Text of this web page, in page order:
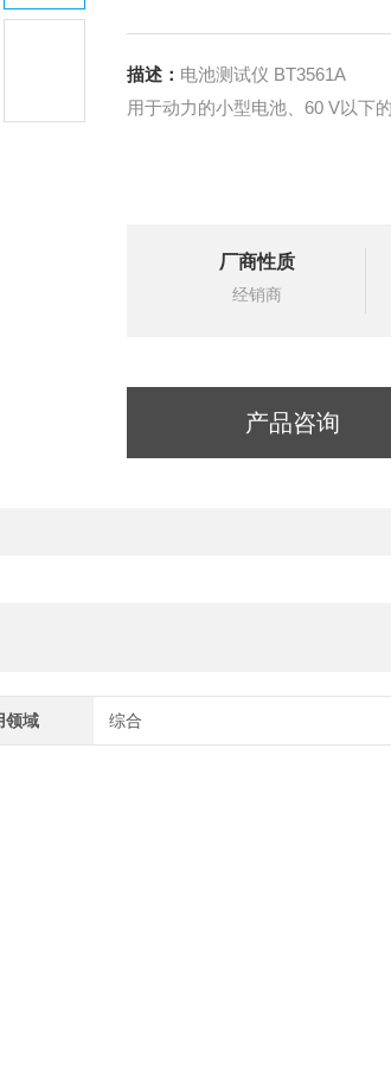
描述： 电池测试仪 BT3561A
用于动力的小型电池、60 V以下
厂商性质
经销商
产品咨询
领域 综合